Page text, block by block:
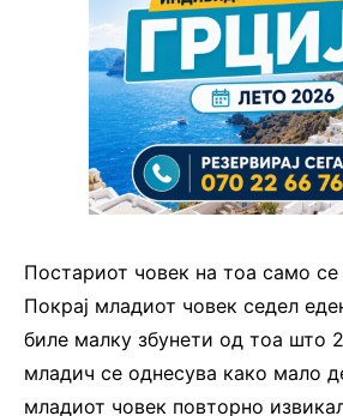
Постариот човек на тоа само се
Покрај младиот човек седел
биле малку збунети од тоа што
младич се однесува како мало
младиот човек повторно